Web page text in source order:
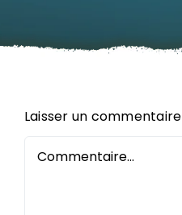
Laisser un commentaire